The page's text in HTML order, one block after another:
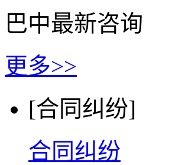
巴中最新咨询
更多>>
[合同纠纷]
合同纠纷